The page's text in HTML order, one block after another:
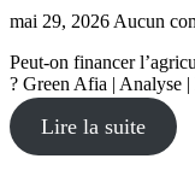
mai 29, 2026 Aucun
Peut-on financer
? Green Afia | Analyse
Lire la suite